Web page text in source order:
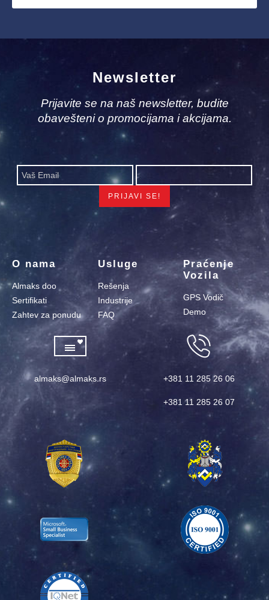
Newsletter
Prijavite se na naš newsletter, budite
obavešteni o promocijama i akcijama.
O nama
Almaks doo
Sertifikati
Zahtev za ponudu
Usluge
Rešenja
Industrije
FAQ
Praćenje
Vozila
GPS Vodič
Demo
almaks@almaks.rs +381 11 285 26 06
+381 11 285 26 07